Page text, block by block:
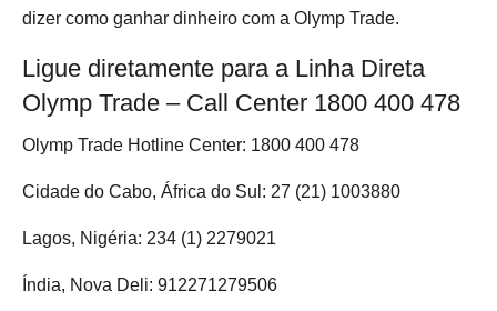
dizer como ganhar dinheiro com a Olymp Trade.
Ligue diretamente para a Linha Direta
Olymp Trade – Call Center 1800 400 478
Olymp Trade Hotline Center: 1800 400 478
Cidade do Cabo, África do Sul: 27 (21) 1003880
Lagos, Nigéria: 234 (1) 2279021
Índia, Nova Deli: 912271279506